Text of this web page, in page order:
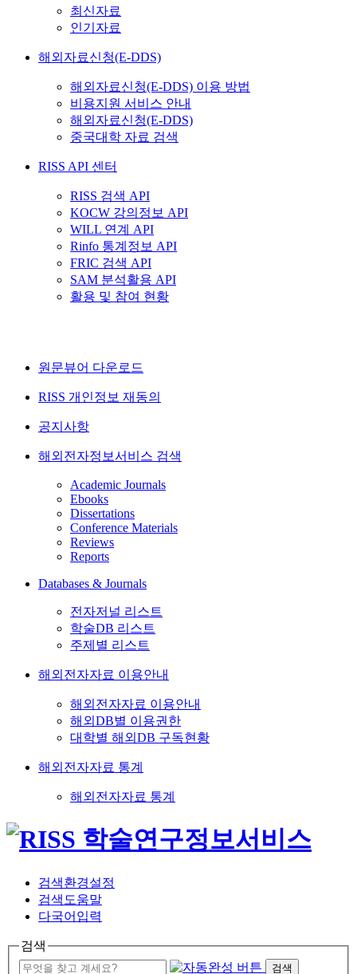
최신자료
인기자료
해외자료신청(E-DDS)
해외자료신청(E-DDS) 이용 방법
비용지원 서비스 안내
해외자료신청(E-DDS)
중국대학 자료 검색
RISS API 센터
RISS 검색 API
KOCW 강의정보 API
WILL 연계 API
Rinfo 통계정보 API
FRIC 검색 API
SAM 분석활용 API
활용 및 참여 현황
원문뷰어 다운로드
RISS 개인정보 재동의
공지사항
해외전자정보서비스 검색
Academic Journals
Ebooks
Dissertations
Conference Materials
Reviews
Reports
Databases & Journals
전자저널 리스트
학술DB 리스트
주제별 리스트
해외전자자료 이용안내
해외전자자료 이용안내
해외DB별 이용권한
대학별 해외DB 구독현황
해외전자자료 통계
해외전자자료 통계
검색환경설정
검색도움말
다국어입력
검색
검색